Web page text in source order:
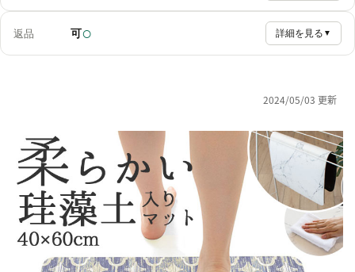
返品 可○ 詳細を見る ▼
2024/05/03 更新